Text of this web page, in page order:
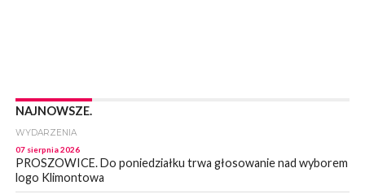
NAJNOWSZE.
WYDARZENIA
07 sierpnia 2026
PROSZOWICE. Do poniedziałku trwa głosowanie nad wyborem
logo Klimontowa